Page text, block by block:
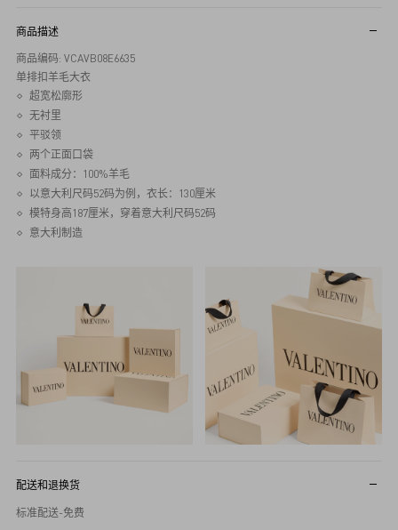
商品描述
商品编码: VCAVB08E6635
单排扣羊毛大衣
超宽松廓形
无衬里
平驳领
两个正面口袋
面料成分：100%羊毛
以意大利尺码52码为例，衣长：130厘米
模特身高187厘米，穿着意大利尺码52码
意大利制造
配送和退换货
标准配送-免费